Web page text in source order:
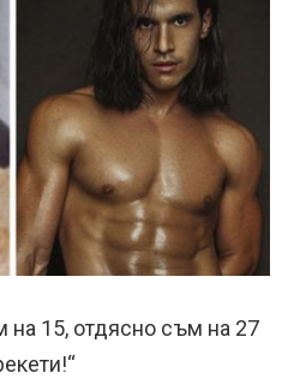
на 15, отдясно съм на 27